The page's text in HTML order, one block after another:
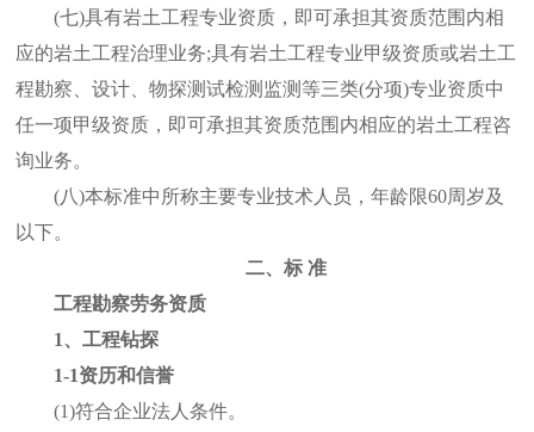
(七)具有岩土工程专业资质，即可承担其资质范围内相
应的岩土工程治理业务;具有岩土工程专业甲级资质或岩土工
程勘察、设计、物探测试检测监测等三类(分项)专业资质中
任一项甲级资质，即可承担其资质范围内相应的岩土工程咨
询业务。
(八)本标准中所称主要专业技术人员，年龄限60周岁及
以下。
二、标 准
工程勘察劳务资质
1、工程钻探
1-1资历和信誉
(1)符合企业法人条件。